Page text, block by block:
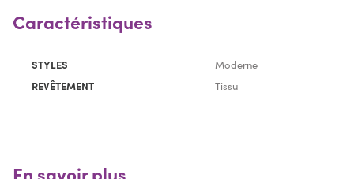
Caractéristiques
STYLES
Moderne
REVÊTEMENT
Tissu
En savoir plus